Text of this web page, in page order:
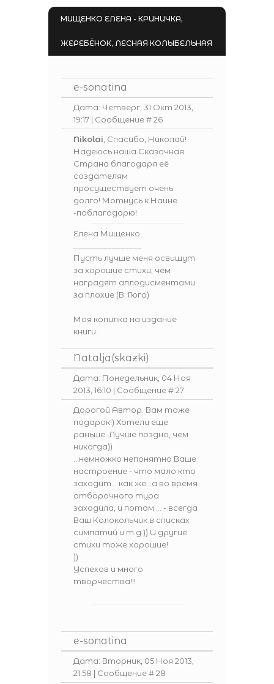
МИЩЕНКО ЕЛЕНА - КРИНИЧКА,
ЖЕРЕБЁНОК, ЛЕСНАЯ КОЛЫБЕЛЬНАЯ
e-sonatina
Дата: Четверг, 31 Окт 2013,
19:17 | Сообщение #26
Nikolai , Спасибо, Николай!
Надеюсь наша Сказочная
Страна благодаря её
создателям
просуществует очень
долго! Мотнусь к Наине
-поблагодарю!
Елена Мищенко
Пусть лучше меня освищут
за хорошие стихи, чем
наградят аплодисментами
за плохие (В. Гюго)
Моя копилка на издание
книги.
Natalja(skazki)
Дата: Понедельник, 04 Ноя
2013, 16:10 | Сообщение #27
Дорогой Автор. Вам тоже
подарок!) Хотели еще
раньше. Лучше поздно, чем
никогда))
…немножко непонятно Ваше
настроение - что мало кто
заходит… как же…а во время
отборочного тура
заходила, и потом … - всегда
Ваш Колокольчик в списках
симпатий и т.д.)) И другие
стихи тоже хорошие!
))
Успехов и много
творчества!!!
e-sonatina
Дата: Вторник, 05 Ноя 2013,
21:58 | Сообщение #28